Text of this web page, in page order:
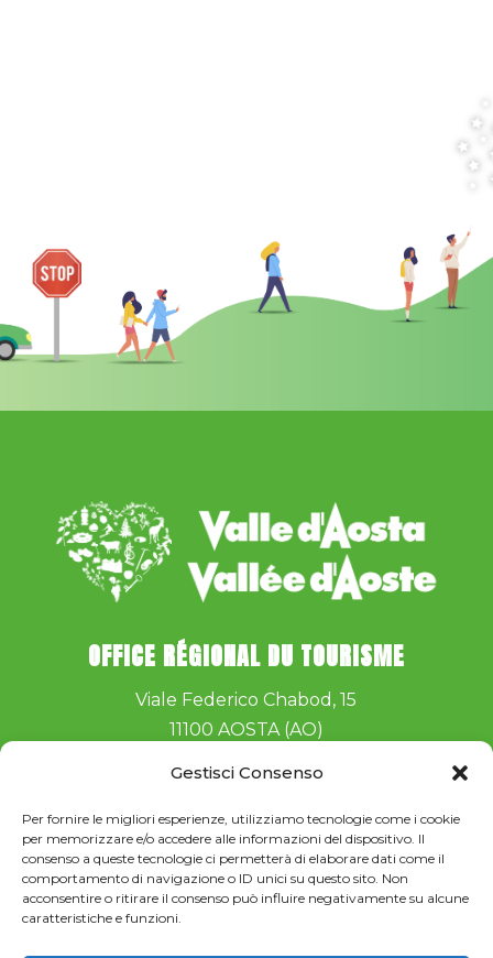
Gestisci Consenso
Per fornire le migliori esperienze, utilizziamo tecnologie come i cookie
per memorizzare e/o accedere alle informazioni del dispositivo. Il
consenso a queste tecnologie ci permetterà di elaborare dati come il
comportamento di navigazione o ID unici su questo sito. Non
acconsentire o ritirare il consenso può influire negativamente su alcune
caratteristiche e funzioni.
OFFICE RÉGIONAL DU TOURISME
Viale Federico Chabod, 15
11100 AOSTA (AO)